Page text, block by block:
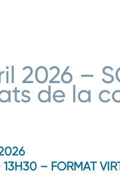
2026 –
de la
6
– FORMAT